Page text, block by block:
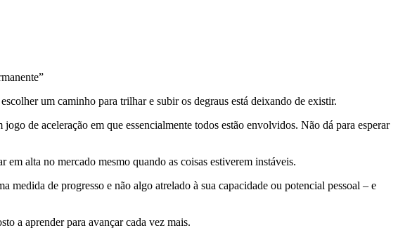
um caminho para trilhar e subir os degraus está deixando de existir.
de aceleração em que essencialmente todos estão envolvidos. Não dá para esperar
alta no mercado mesmo quando as coisas estiverem instáveis.
medida de progresso e não algo atrelado à sua capacidade ou potencial pessoal – e
a aprender para avançar cada vez mais.